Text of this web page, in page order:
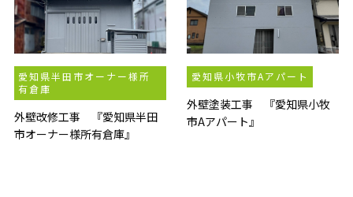
愛知県半田市オーナー様所
有倉庫
外壁改修工事 『愛知県半田
市オーナー様所有倉庫』
愛知県小牧市Aアパート
外壁塗装工事 『愛知県小牧
市Aアパート』